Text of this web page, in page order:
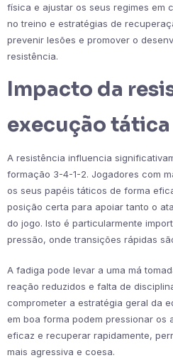
física e ajustar os seus regimes em
no treino e estratégias de
prevenir lesões e promover o
resistência.
Impacto da
execução tática
A resistência influencia
formação 3-4-1-2. Jogadores com
os seus papéis táticos de forma
posição certa para apoiar tanto o
do jogo. Isto é particularmente
pressão, onde transições rápidas
A fadiga pode levar a uma má
reação reduzidos e falta de
comprometer a estratégia geral da
em boa forma podem pressionar os
eficaz e recuperar rapidamente,
mais agressiva e coesa.